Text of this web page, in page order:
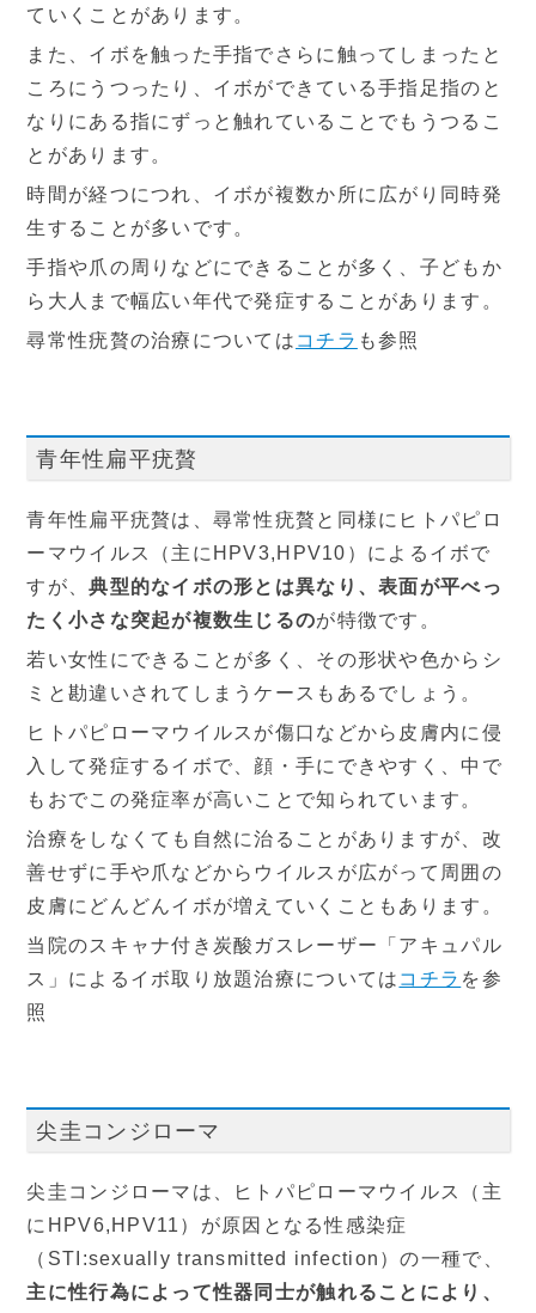
ていくことがあります。
また、イボを触った手指でさらに触ってしまったと
ころにうつったり、イボができている手指足指のと
なりにある指にずっと触れていることでもうつるこ
とがあります。
時間が経つにつれ、イボが複数か所に広がり同時発
生することが多いです。
手指や爪の周りなどにできることが多く、子どもか
ら大人まで幅広い年代で発症することがあります。
尋常性疣贅の治療については コチラ も参照
青年性扁平疣贅
青年性扁平疣贅は、尋常性疣贅と同様にヒトパピロ
ーマウイルス（主にHPV3,HPV10）によるイボで
すが、典型的なイボの形とは異なり、表面が平べっ
たく小さな突起が複数生じるのが特徴です。
若い女性にできることが多く、その形状や色からシ
ミと勘違いされてしまうケースもあるでしょう。
ヒトパピローマウイルスが傷口などから皮膚内に侵
入して発症するイボで、顔・手にできやすく、中で
もおでこの発症率が高いことで知られています。
治療をしなくても自然に治ることがありますが、改
善せずに手や爪などからウイルスが広がって周囲の
皮膚にどんどんイボが増えていくこともあります。
当院のスキャナ付き炭酸ガスレーザー「アキュパル
ス」によるイボ取り放題治療については コチラ を参
照
尖圭コンジローマ
尖圭コンジローマは、ヒトパピローマウイルス（主
にHPV6,HPV11）が原因となる性感染症
（STI:sexually transmitted infection）の一種で、
主に性行為によって性器同士が触れることにより、